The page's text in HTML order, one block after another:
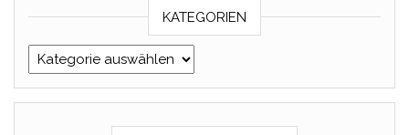
KATEGORIEN
Kategorien